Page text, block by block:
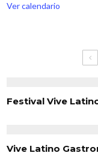
Ver calendario
Festival Vive
Vive Latino